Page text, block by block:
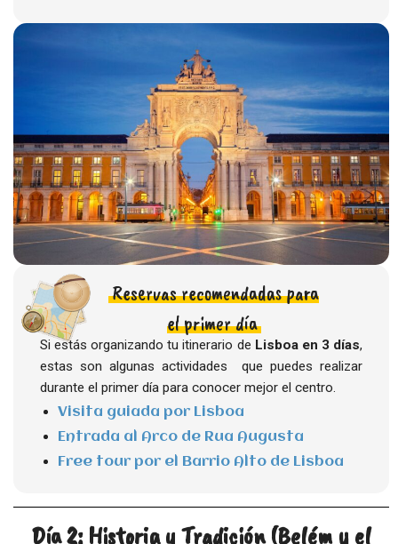
Reservas recomendadas para
el primer día
Si estás organizando tu itinerario de Lisboa en 3 días,
estas son algunas actividades que puedes realizar
durante el primer día para conocer mejor el centro.
Visita guiada por Lisboa
Entrada al Arco de Rua Augusta
Free tour por el Barrio Alto de Lisboa
Día 2: Historia y Tradición (Belém y el